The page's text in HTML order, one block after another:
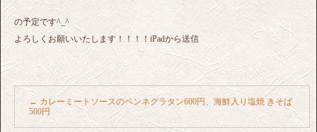
の予定です^_^
よろしくお願いいたします！！！！iPadから送信
← カレーミートソースのペンネグラタン600円、海鮮入り塩焼 きそば
500円